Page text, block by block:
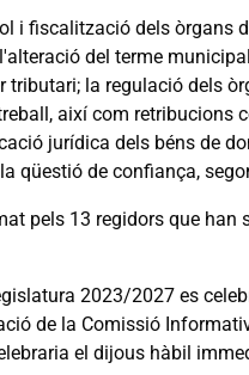
i fiscalització dels òrgans
del terme
la regulació dels
així com retribucions
jurídica dels béns de
qüestió de confiança,
pels 13 regidors que
2023/2027 es
de la Comissió
el dijous hàbil